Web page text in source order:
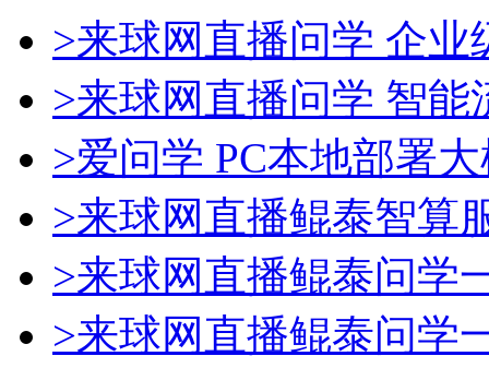
>来球网直播问学 企业
>来球网直播问学 智能
>爱问学 PC本地部署
>来球网直播鲲泰智算
>来球网直播鲲泰问学
>来球网直播鲲泰问学